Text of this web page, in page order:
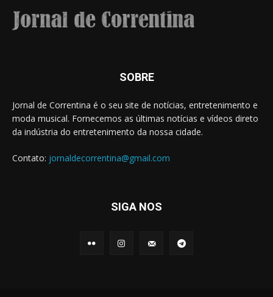
SOBRE
Jornal de Correntina é o seu site de notícias, entretenimento e
moda musical. Fornecemos as últimas notícias e vídeos direto
da indústria do entretenimento da nossa cidade.
Contato: jornaldecorrentina@gmail.com
SIGA NOS